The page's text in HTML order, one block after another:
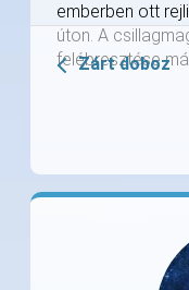
emberben ott
úton. A
felébresztése
Zárt doboz